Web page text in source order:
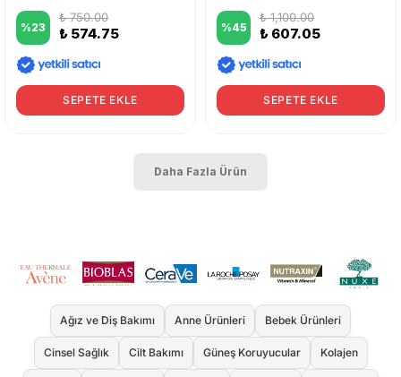
%23
₺ 750.00
₺ 574.75
SEPETE EKLE
%45
₺ 1,100.00
₺ 607.05
SEPETE EKLE
Daha Fazla Ürün
Ağız ve Diş Bakımı Anne Ürünleri Bebek Ürünleri
Cinsel Sağlık Cilt Bakımı Güneş Koruyucular Kolajen